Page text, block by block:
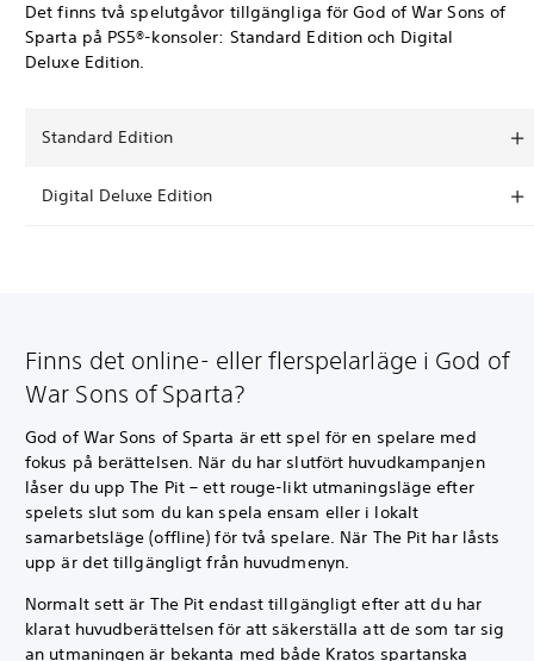
Det finns två spelutgåvor tillgängliga för God of War Sons of
Sparta på PS5®-konsoler: Standard Edition och Digital
Deluxe Edition.
Standard Edition
Digital Deluxe Edition
Finns det online- eller flerspelarläge i God of
War Sons of Sparta?
God of War Sons of Sparta är ett spel för en spelare med
fokus på berättelsen. När du har slutfört huvudkampanjen
låser du upp The Pit – ett rouge-likt utmaningsläge efter
spelets slut som du kan spela ensam eller i lokalt
samarbetsläge (offline) för två spelare. När The Pit har låsts
upp är det tillgängligt från huvudmenyn.
Normalt sett är The Pit endast tillgängligt efter att du har
klarat huvudberättelsen för att säkerställa att de som tar sig
an utmaningen är bekanta med både Kratos spartanska